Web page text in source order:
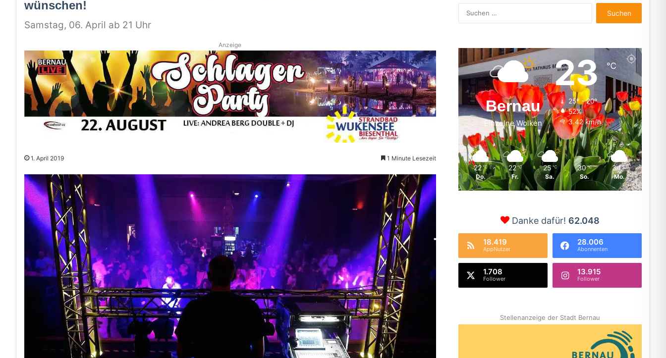
wünschen!
Samstag, 06. April ab 21 Uhr
Anzeige
1. April 2019 1 Minute Lesezeit
nach:
Bernau
Einzelne Wolken
23℃
25º - 20º
52%
3.42 km/h
22 ℃
Do.
22 ℃
Fr.
25 ℃
Sa.
30 ℃
So.
34 ℃
Mo.
Danke dafür! 62.048
18.419
AppNutzer
28.006
Abonnenten
1.708
Follower
13.915
Follower
Stellenanzeige der Stadt Bernau